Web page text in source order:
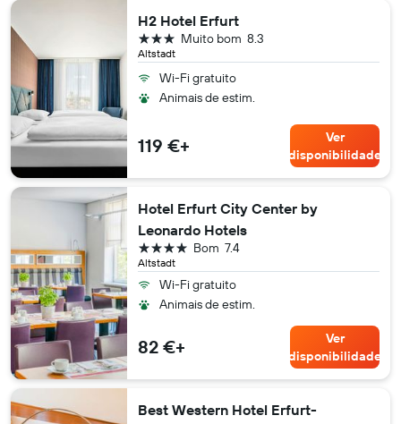
H2 Hotel Erfurt
Altstadt
8.3
Muito bom
3 estrelas
Wi-Fi gratuito
Animais de estim.
119 €+
Ver
disponibilidade
Hotel Erfurt City Center by
Leonardo Hotels
Altstadt
7.4
Bom
4 estrelas
Wi-Fi gratuito
Animais de estim.
82 €+
Ver
disponibilidade
Best Western Hotel Erfurt-